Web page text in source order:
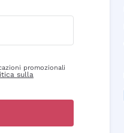
promozionali
sulla